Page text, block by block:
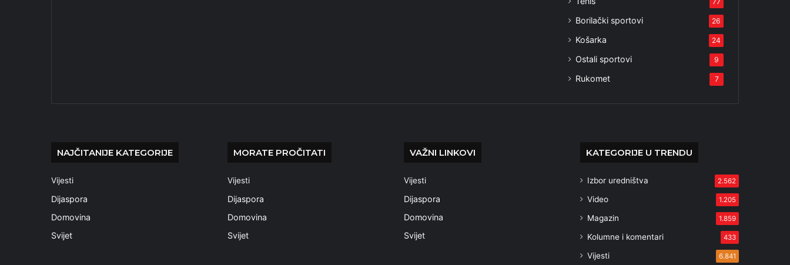
Borilački sportovi 26
Košarka 24
Ostali sportovi 9
Rukomet 7
NAJČITANIJE KATEGORIJE
Vijesti
Dijaspora
Domovina
Svijet
MORATE PROČITATI
Vijesti
Dijaspora
Domovina
Svijet
VAŽNI LINKOVI
Vijesti
Dijaspora
Domovina
Svijet
KATEGORIJE U TRENDU
Izbor uredništva 2.562
Video 1.205
Magazin 1.859
Kolumne i komentari 433
Vijesti 6.841